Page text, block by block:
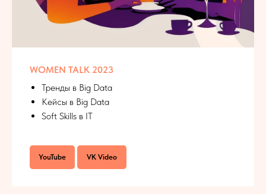
WOMEN TALK 2023
Тренды в Big Data
Кейсы в Big Data
Soft Skills в IT
YouTube VK Video